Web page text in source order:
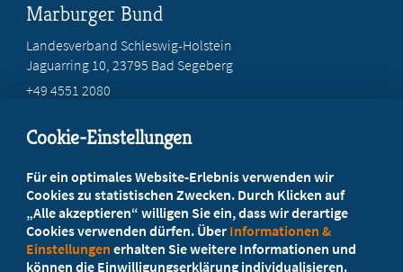
Marburger Bund
Landesverband Schleswig-Holstein
Jaguarring 10, 23795 Bad Segeberg
+49 4551 2080
Ihr Landesverband berät Sie!
Ansprechpartner
Cookie-Einstellungen
Für ein optimales Website-Erlebnis verwenden wir
Cookies zu statistischen Zwecken. Durch Klicken auf
„Alle akzeptieren“ willigen Sie ein, dass wir derartige
Cookies verwenden dürfen. Über Informationen &
Einstellungen erhalten Sie weitere Informationen und
können die Einwilligungserklärung individualisieren.